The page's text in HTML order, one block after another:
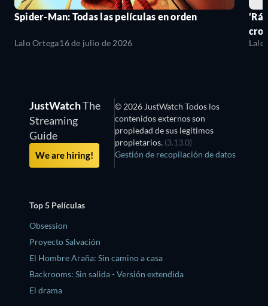
Spider-Man: Todas las películas en orden
Lalo Ortega16 de julio de 2026 Lalo
JustWatchThe
Streaming
Guide
We are hiring!
© 2026 JustWatch Todos los
contenidos externos son
propiedad de sus legítimos
propietarios. (3.13.0)
Gestión de recopilación de datos
Top 5 Películas
Obsession
Proyecto Salvación
El Hombre Araña: Sin camino a casa
Backrooms: Sin salida - Versión extendida
El drama